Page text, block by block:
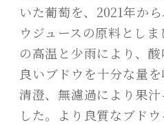
いた葡萄を、2021年か
ウジュースの原料とし
の高温と少雨により、
良いブドウを十分な量
清澄、無濾過により果
した。より良質なブド